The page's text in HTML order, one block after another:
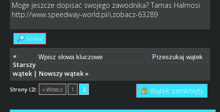
Moge jeszcze dopisać swojego zawodnika? Tamas Halmosi
http://www.speedway-world.pl/i,zobacz-63289
Szukaj
«
Starszy
wątek| Nowszy wątek»
Strony (2): « Wstecz 1 2 Wątek zamknięty